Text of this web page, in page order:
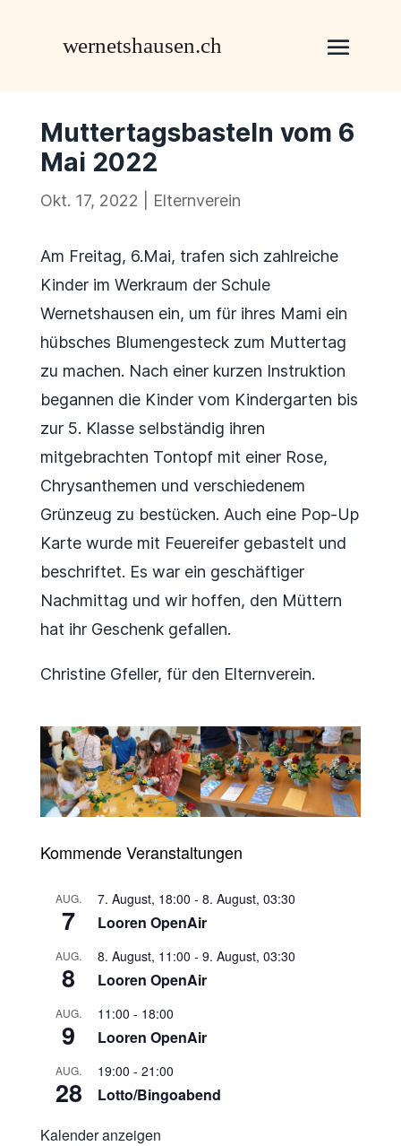
Muttertagsbasteln vom 6
Mai 2022
Okt. 17, 2022 Elternverein
Am Freitag, 6.Mai, trafen sich zahlreiche
Kinder im Werkraum der Schule
Wernetshausen ein, um für ihres Mami ein
hübsches Blumengesteck zum Muttertag
zu machen. Nach einer kurzen Instruktion
begannen die Kinder vom Kindergarten bis
zur 5. Klasse selbständig ihren
mitgebrachten Tontopf mit einer Rose,
Chrysanthemen und verschiedenem
Grünzeug zu bestücken. Auch eine Pop-Up
Karte wurde mit Feuereifer gebastelt und
beschriftet. Es war ein geschäftiger
Nachmittag und wir hoffen, den Müttern
hat ihr Geschenk gefallen.
Christine Gfeller, für den Elternverein.
Kommende Veranstaltungen
AUG.
7
7. August, 18:00 - 8. August, 03:30
Looren OpenAir
AUG.
8
8. August, 11:00 - 9. August, 03:30
Looren OpenAir
AUG.
9
11:00 - 18:00
Looren OpenAir
AUG.
28
19:00 - 21:00
Lotto/Bingoabend
Kalender anzeigen